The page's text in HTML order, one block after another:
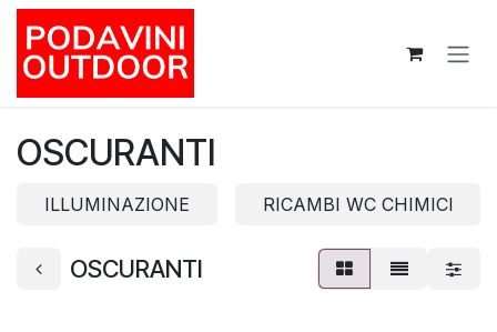
Passa al contenuto
OSCURANTI
ILLUMINAZIONE RICAMBI WC CHIMICI
OSCURANTI